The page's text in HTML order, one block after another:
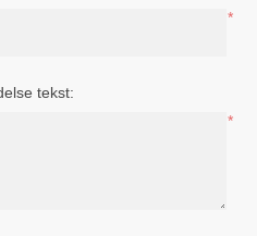
*
tekst:
*